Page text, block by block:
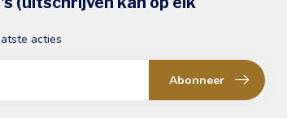
acties
Abonneer